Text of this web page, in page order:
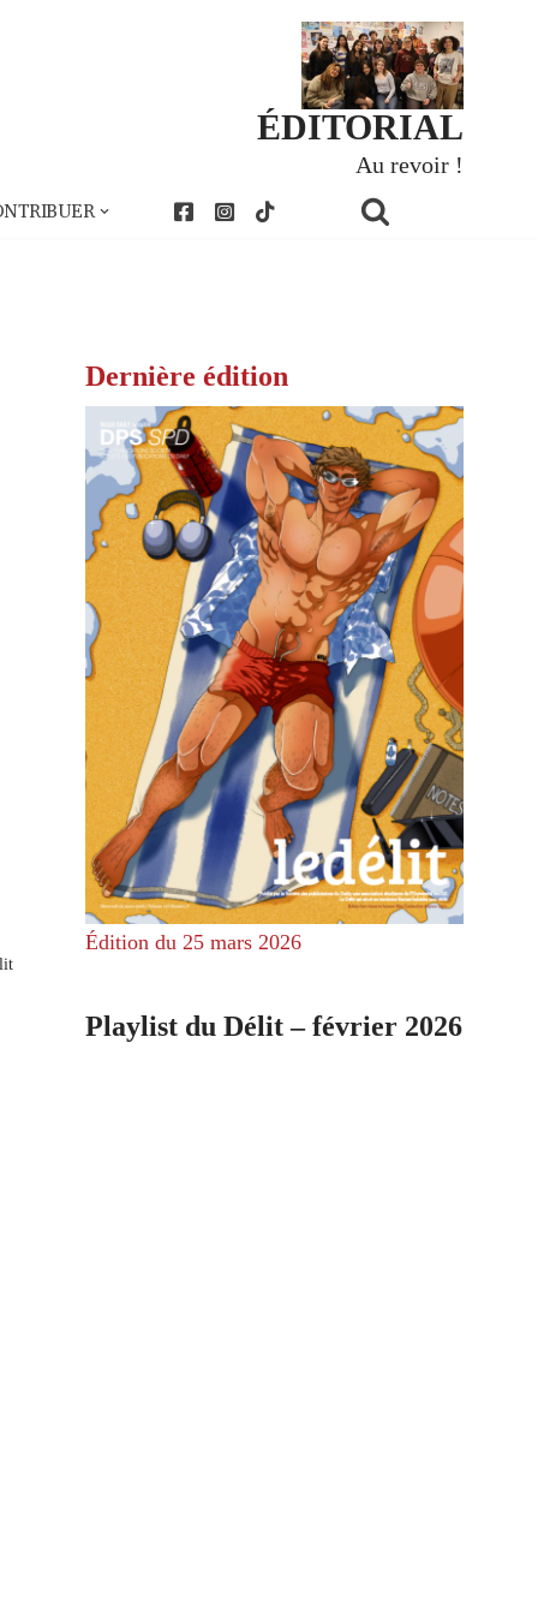
ÉDITORIAL
Au revoir !
Dernière édition
Édition du 25 mars 2026
Playlist du Délit – février 2026